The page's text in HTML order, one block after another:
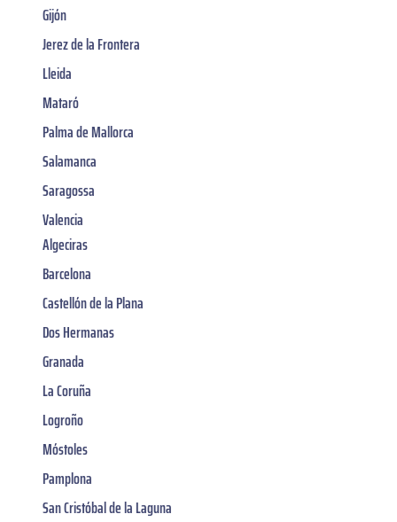
Gijón
Jerez de la Frontera
Lleida
Mataró
Palma de Mallorca
Salamanca
Saragossa
Valencia
Algeciras
Barcelona
Castellón de la Plana
Dos Hermanas
Granada
La Coruña
Logroño
Móstoles
Pamplona
San Cristóbal de la Laguna